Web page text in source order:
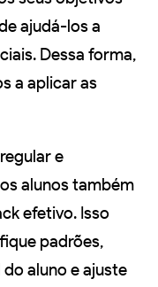
ajudá-los a
Dessa forma,
a aplicar as
e
alunos também
efetivo. Isso
padrões,
aluno e ajuste